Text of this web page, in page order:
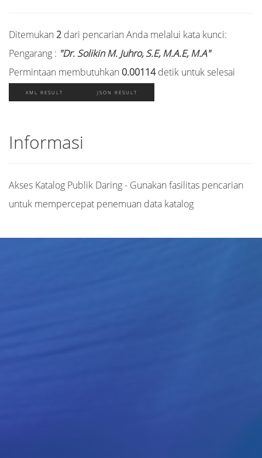
Ditemukan 2 dari pencarian Anda melalui kata kunci:
Pengarang : "Dr. Solikin M. Juhro, S.E, M.A.E, M.A"
Permintaan membutuhkan 0.00114detik untuk selesai
XML RESULT JSON RESULT
Informasi
Akses Katalog Publik Daring - Gunakan fasilitas pencarian
untuk mempercepat penemuan data katalog
Judul
Pengarang
Subjek
ISBN/ISSN
Tipe Koleksi